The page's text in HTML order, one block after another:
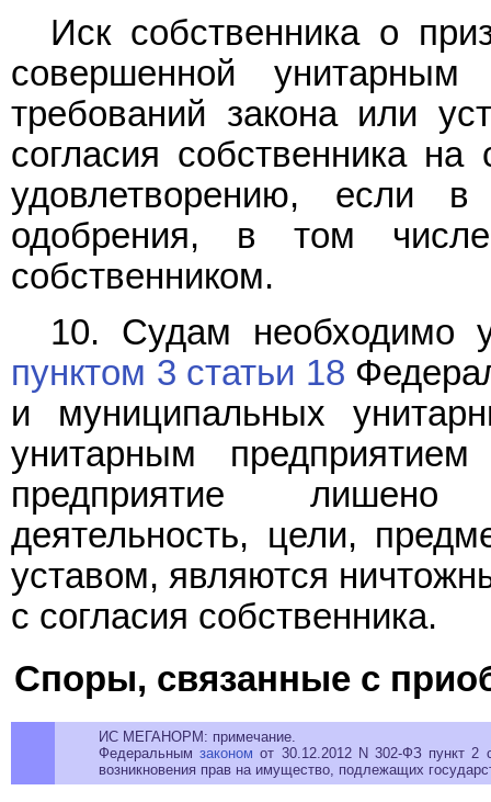
Иск собственника о
совершенной
требований закона или
согласия собственника
удовлетворению, если в
одобрения, в том
собственником.
10. Судам необходимо
пунктом 3 статьи 18
и муниципальных
унитарным
предприятие лишено
деятельность, цели,
уставом, являются
с согласия собственника.
Споры, связанные с
ИС МЕГАНОРМ: примечание.
Федеральнымзаконом от 30.12.2012 N 302-ФЗ пункт 2
возникновения прав на имущество, подлежащих